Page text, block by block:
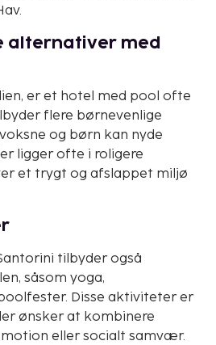
alternativer med
er et hotel med pool ofte
flere børnevenlige
og børn kan nyde
ligger ofte i roligere
et trygt og afslappet miljø
tilbyder også
såsom yoga,
Disse aktiviteter er
ønsker at kombinere
eller socialt samvær.